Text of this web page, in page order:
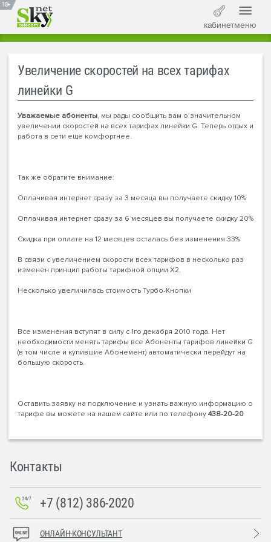
18+
кабинетменю
Увеличение скоростей на всех тарифах
линейки G
Уважаемые абоненты, мы рады сообщить вам о значительном
увеличении скоростей на всех тарифах линейки G. Теперь отдых и
работа в сети еще комфортнее.
Так же обратите внимание:
Оплачивая интернет сразу за 3 месяца вы получаете скидку 10%
Оплачивая интернет сразу за 6 месяцев вы получаете скидку 20%
Скидка при оплате на 12 месяцев осталась без изменения 33%
В связи с увеличением скорости всех тарифов в несколько раз
изменен принцип работы тарифной опции X2.
Несколько увеличилась стоимость Турбо-Кнопки
Все изменения вступят в силу с 1го декабря 2010 года. Нет
необходимости менять тарифы все Абоненты тарифов линейки G
(в том числе и купившие Абонемент) автоматически перейдут на
большую скорость.
Оставить заявку на подключение и узнать важную информацию о
тарифе вы можете на нашем сайте или по телефону 438-20-20
Контакты
+7 (812) 386-2020
ОНЛАЙН-КОНСУЛЬТАНТ